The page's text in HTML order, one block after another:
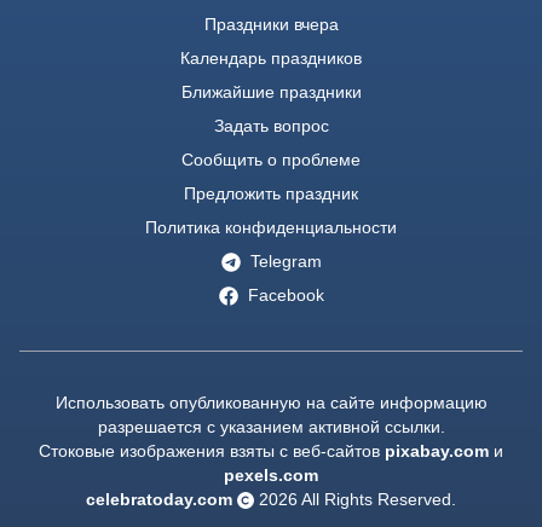
Праздники вчера
Календарь праздников
Ближайшие праздники
Задать вопрос
Сообщить о проблеме
Предложить праздник
Политика конфиденциальности
Telegram
Facebook
Использовать опубликованную на сайте информацию
разрешается с указанием активной ссылки.
Стоковые изображения взяты с веб-сайтов pixabay.com и
pexels.com
celebratoday.com
2026 All Rights Reserved.